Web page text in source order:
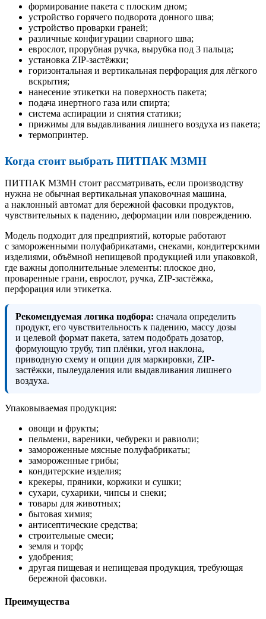
формирование пакета с плоским дном;
устройство горячего подворота донного шва;
устройство проварки граней;
различные конфигурации сварного шва;
еврослот, прорубная ручка, вырубка под 3 пальца;
установка ZIP-застёжки;
горизонтальная и вертикальная перфорация для лёгкого
вскрытия;
нанесение этикетки на поверхность пакета;
подача инертного газа или спирта;
система аспирации и снятия статики;
прижимы для выдавливания лишнего воздуха из пакета;
термопринтер.
Когда стоит выбрать ПИТПАК М3МН
ПИТПАК М3МН стоит рассматривать, если производству
нужна не обычная вертикальная упаковочная машина,
а наклонный автомат для бережной фасовки продуктов,
чувствительных к падению, деформации или повреждению.
Модель подходит для предприятий, которые работают
с замороженными полуфабрикатами, снеками, кондитерскими
изделиями, объёмной непищевой продукцией или упаковкой,
где важны дополнительные элементы: плоское дно,
проваренные грани, еврослот, ручка, ZIP-застёжка,
перфорация или этикетка.
Рекомендуемая логика подбора: сначала определить
продукт, его чувствительность к падению, массу дозы
и целевой формат пакета, затем подобрать дозатор,
формующую трубу, тип плёнки, угол наклона,
приводную схему и опции для маркировки, ZIP-
застёжки, пылеудаления или выдавливания лишнего
воздуха.
Упаковываемая продукция:
овощи и фрукты;
пельмени, вареники, чебуреки и равиоли;
замороженные мясные полуфабрикаты;
замороженные грибы;
кондитерские изделия;
крекеры, пряники, коржики и сушки;
сухари, сухарики, чипсы и снеки;
товары для животных;
бытовая химия;
антисептические средства;
строительные смеси;
земля и торф;
удобрения;
другая пищевая и непищевая продукция, требующая
бережной фасовки.
Преимущества